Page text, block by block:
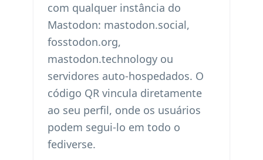
com qualquer instância do
Mastodon: mastodon.social,
fosstodon.org,
mastodon.technology ou
servidores auto-hospedados. O
código QR vincula diretamente
ao seu perfil, onde os usuários
podem segui-lo em todo o
fediverse.